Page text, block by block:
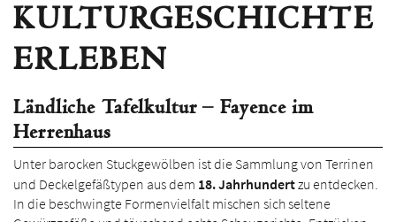
KULTURGESCHICHTE
ERLEBEN
Ländliche Tafelkultur – Fayence im
Herrenhaus
Unter barocken Stuckgewölben ist die Sammlung von Terrinen
und Deckelgefäß­­typen aus dem 18. Jahrhundertzu entdecken.
In die be­schwing­te Formen­vielfalt mischen sich seltene